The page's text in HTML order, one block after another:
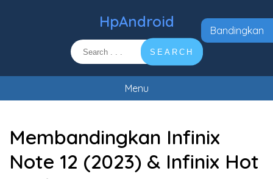
HpAndroid
SEARCH
Menu
Membandingkan Infinix
Note 12 (2023) & Infinix Hot
Bandingkan